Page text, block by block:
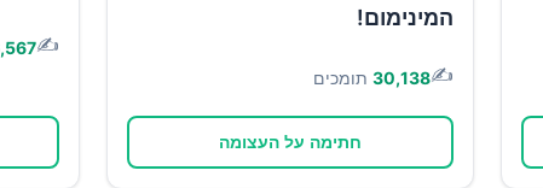
המינימום!
✍️
30,138 תומכים
חתימה על העצומה
✍️